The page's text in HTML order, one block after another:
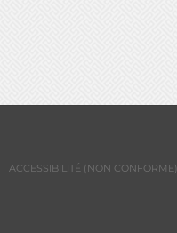
ACCESSIBILITÉ (NON CONFORME)